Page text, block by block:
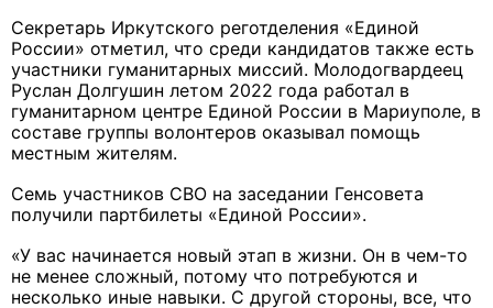
Секретарь Иркутского реготделения «Единой
России» отметил, что среди кандидатов также есть
участники гуманитарных миссий. Молодогвардеец
Руслан Долгушин летом 2022 года работал в
гуманитарном центре Единой России в Мариуполе, в
составе группы волонтеров оказывал помощь
местным жителям.
Семь участников СВО на заседании Генсовета
получили партбилеты «Единой России».
«У вас начинается новый этап в жизни. Он в чем-то
не менее сложный, потому что потребуются и
несколько иные навыки. С другой стороны, все, что